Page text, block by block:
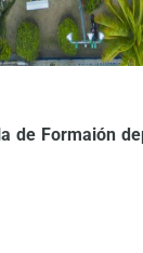
de Formaión